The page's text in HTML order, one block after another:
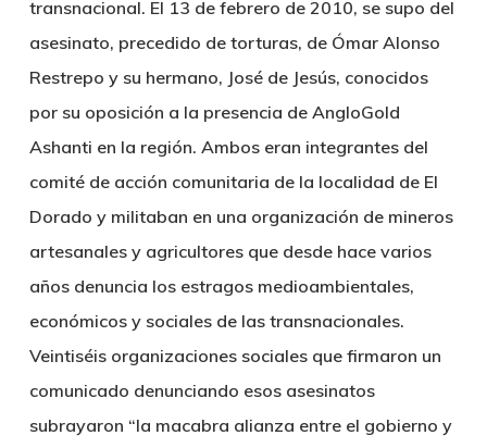
transnacional. El 13 de febrero de 2010, se supo del
asesinato, precedido de torturas, de Ómar Alonso
Restrepo y su hermano, José de Jesús, conocidos
por su oposición a la presencia de AngloGold
Ashanti en la región. Ambos eran integrantes del
comité de acción comunitaria de la localidad de El
Dorado y militaban en una organización de mineros
artesanales y agricultores que desde hace varios
años denuncia los estragos medioambientales,
económicos y sociales de las transnacionales.
Veintiséis organizaciones sociales que firmaron un
comunicado denunciando esos asesinatos
subrayaron “la macabra alianza entre el gobierno y